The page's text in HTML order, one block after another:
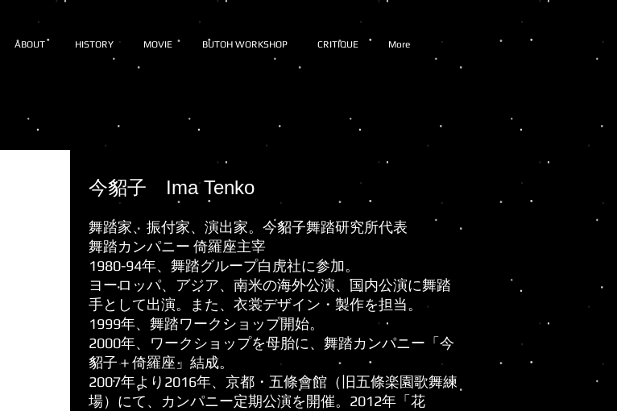
ABOUT HISTORY MOVIE BUTOH WORKSHOP CRITIQUE More
今貂子 Ima Tenko
舞踏家、振付家、演出家。今貂子舞踏研究所代表
舞踏カンパニー 倚羅座主宰
1980-94年、舞踏グループ白虎社に参加。
ヨーロッパ、アジア、南米の海外公演、国内公演に舞踏
手として出演。また、衣裳デザイン・製作を担当。
1999年、舞踏ワークショップ開始。
2000年、ワークショップを母胎に、舞踏カンパニー「今
貂子＋倚羅座」結成。
2007年より2016年、京都・五條會館（旧五條楽園歌舞練
場）にて、カンパニー定期公演を開催。2012年「花